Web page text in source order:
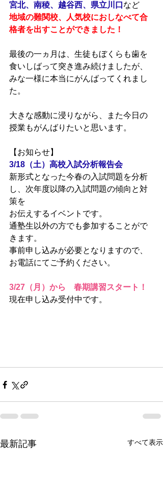
宮北、南稜、越谷西、県立川口 など
地域の難関校、人気校におしなべて合
格者を出すことができました！
最後の一ヵ月は、生徒もぼくらも歯を
食いしばって突き進み続けましたが、
みな一様に本当にがんばってくれまし
た。
大きな感動に浸りながら、また今日の
授業もがんばりたいと思います。
【お知らせ】
3/18（土）高校入試分析報告会
新形式となった今春の入試問題を分析
し、次年度以降の入試問題の傾向と対
策を
お伝えするイベントです。
通塾生以外の方でも参加することがで
きます。
事前申し込みが必要となりますので、
お電話にてご予約ください。
3/27（月）から　春期講習スタート！
現在申し込み受付中です。
最新記事 すべて表示